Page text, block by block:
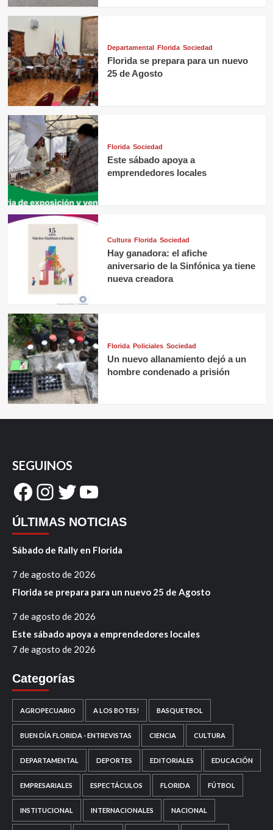
Departamental Florida Sociedad
Florida se prepara para un nuevo
25 de Agosto
Florida Sociedad
Este sábado apoya a
emprendedores locales
Cultura Florida Sociedad
Hay ganadora: el afiche
aniversario de la Sinfónica ya tiene
nueva creadora
Florida Policiales Sociedad
Un nuevo allanamiento dejó a un
hombre condenado a prisión
SEGUINOS
Facebook
Instagram
Twitter
YouTube
ÚLTIMAS NOTICIAS
Sábado de Rally en Florida
7 de agosto de 2026
Florida se prepara para un nuevo 25 de Agosto
7 de agosto de 2026
Este sábado apoya a emprendedores locales
7 de agosto de 2026
Categorías
AGROPECUARIO A LOS BOTES! BASQUETBOL
BUEN DÍA FLORIDA - ENTREVISTAS CIENCIA CULTURA
DEPARTAMENTAL DEPORTES EDITORIALES EDUCACIÓN
EMPRESARIALES ESPECTÁCULOS FLORIDA FÚTBOL
INSTITUCIONAL INTERNACIONALES NACIONAL